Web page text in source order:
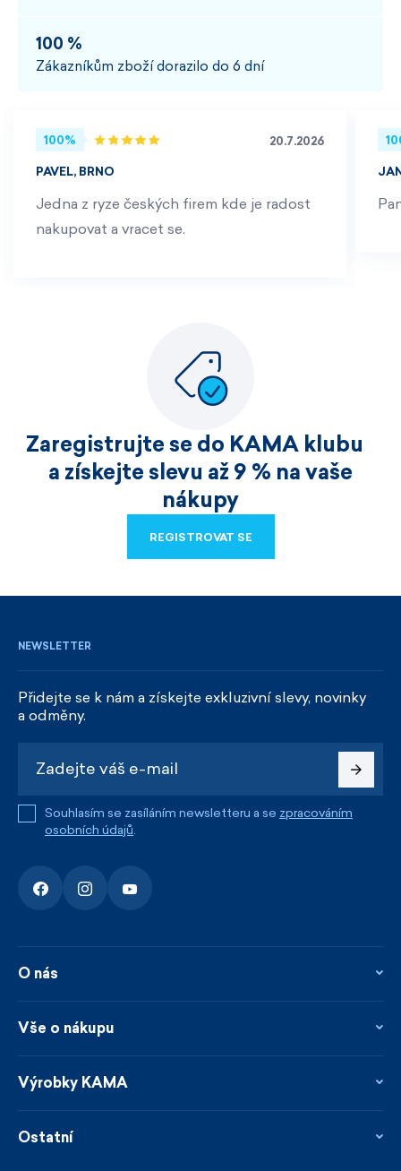
100 %
Zákazníkům zboží dorazilo do 6 dní
100% 20.7.2026
PAVEL, BRNO
Jedna z ryze českých firem kde je radost
nakupovat a vracet se.
Zaregistrujte se do KAMA klubu
a získejte slevu až 9 % na vaše
nákupy
REGISTROVAT SE
NEWSLETTER
Přidejte se k nám a získejte exkluzivní slevy, novinky
a odměny.
Souhlasím se zasíláním newsletteru a se zpracováním
osobních údajů.
O nás
Kontakty
Novinky
Vše o nákupu
Věrnostní program
Prodejci
Výrobky KAMA
Udržitelnost
Ostatní